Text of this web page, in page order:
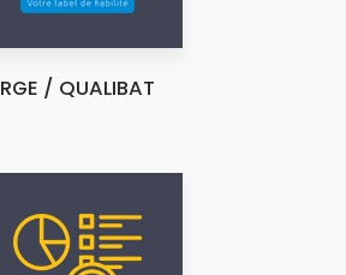
RGE / QUALIBAT